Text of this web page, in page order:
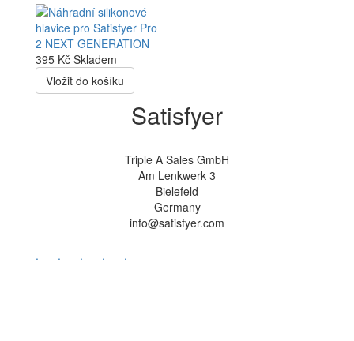
395 Kč Skladem
Vložit do košíku
Satisfyer
Triple A Sales GmbH
Am Lenkwerk 3
Bielefeld
Germany
info@satisfyer.com
. . . . .